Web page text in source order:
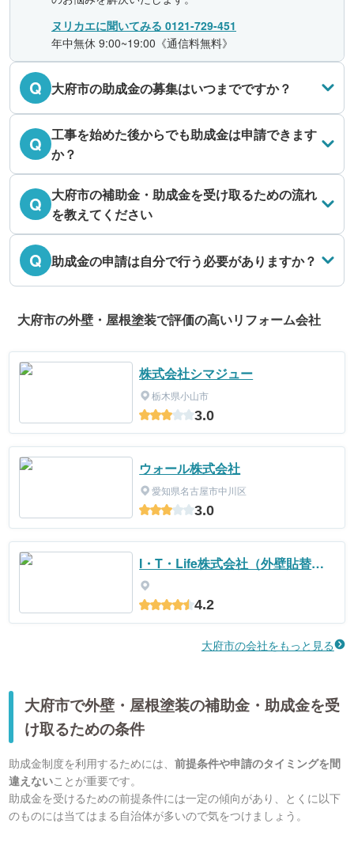
ヌリカエに聞いてみる 0121-729-451
年中無休 9:00~19:00《通信料無料》
Q 大府市の助成金の募集はいつまでですか？
Q 工事を始めた後からでも助成金は申請できます
か？
Q
大府市の補助金・助成金を受け取るための流れ
を教えてください
Q 助成金の申請は自分で行う必要がありますか？
大府市の外壁・屋根塗装で評価の高いリフォーム会社
株式会社シマジュー
栃木県小山市
3.0
ウォール株式会社
愛知県名古屋市中川区
3.0
I・T・Life株式会社（外壁貼替案
件）
4.2
大府市の会社をもっと見る
大府市で外壁・屋根塗装の補助金・助成金を受
け取るための条件
助成金制度を利用するためには、前提条件や申請のタイミングを間
違えないことが重要です。
助成金を受けるための前提条件には一定の傾向があり、とくに以下
のものには当てはまる自治体が多いので気をつけましょう。